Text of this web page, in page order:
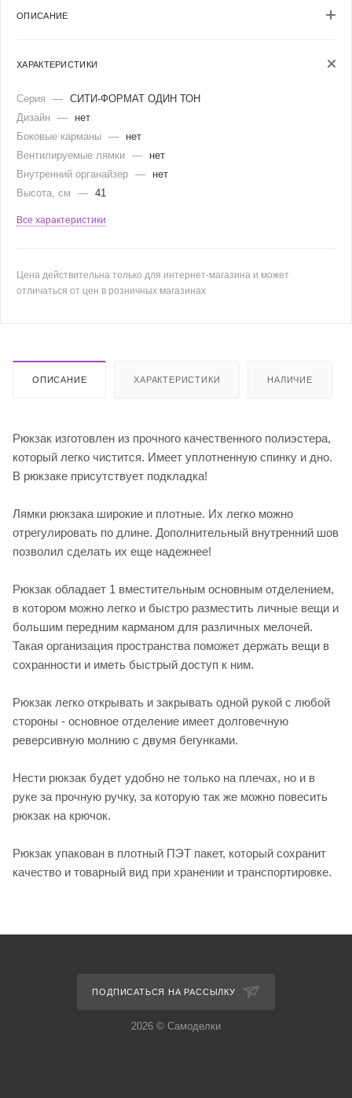
ОПИСАНИЕ
ХАРАКТЕРИСТИКИ
Серия — СИТИ-ФОРМАТ ОДИН ТОН
Дизайн —
нет
Боковые карманы —
нет
Вентилируемые лямки —
нет
Внутренний органайзер —
нет
Высота, см
— 41
Все характеристики
Цена действительна только для интернет-магазина и может
отличаться от цен в розничных магазинах
ОПИСАНИЕ ХАРАКТЕРИСТИКИ НАЛИЧИЕ
Рюкзак изготовлен из прочного качественного полиэстера,
который легко чистится. Имеет уплотненную спинку и дно.
В рюкзаке присутствует подкладка!
Лямки рюкзака широкие и плотные. Их легко можно
отрегулировать по длине. Дополнительный внутренний шов
позволил сделать их еще надежнее!
Рюкзак обладает 1 вместительным основным отделением,
в котором можно легко и быстро разместить личные вещи и
большим передним карманом для различных мелочей.
Такая организация пространства поможет держать вещи в
сохранности и иметь быстрый доступ к ним.
Рюкзак легко открывать и закрывать одной рукой с любой
стороны - основное отделение имеет долговечную
реверсивную молнию с двумя бегунками.
Нести рюкзак будет удобно не только на плечах, но и в
руке за прочную ручку, за которую так же можно повесить
рюкзак на крючок.
Рюкзак упакован в плотный ПЭТ пакет, который сохранит
качество и товарный вид при хранении и транспортировке.
ПОДПИСАТЬСЯ НА РАССЫЛКУ
2026 © Самоделки